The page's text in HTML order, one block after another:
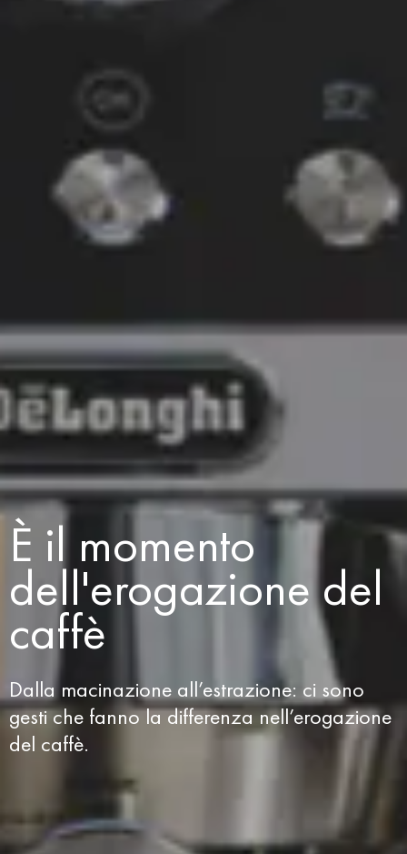
È il momento
dell'erogazione del
caffè
Dalla macinazione all’estrazione: ci sono
gesti che fanno la differenza nell’erogazione
del caffè.